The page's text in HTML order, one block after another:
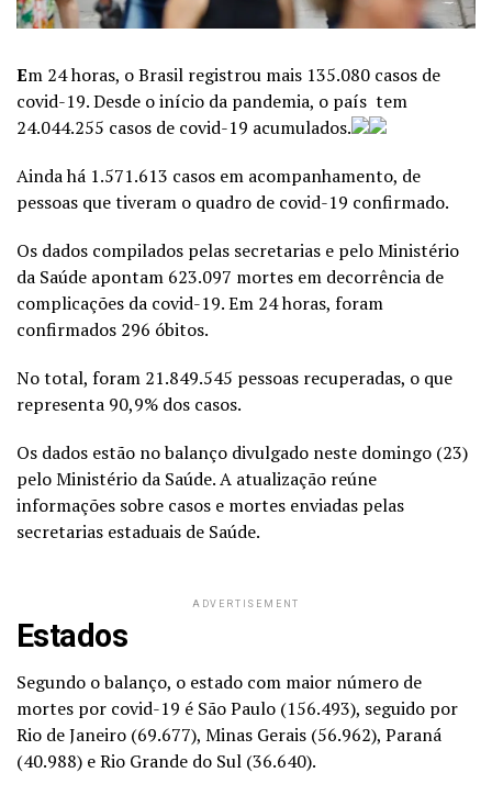
Em 24 horas, o Brasil registrou mais 135.080 casos de
covid-19. Desde o início da pandemia, o país tem
24.044.255 casos de covid-19 acumulados.
Ainda há 1.571.613 casos em acompanhamento, de
pessoas que tiveram o quadro de covid-19 confirmado.
Os dados compilados pelas secretarias e pelo Ministério
da Saúde apontam 623.097 mortes em decorrência de
complicações da covid-19. Em 24 horas, foram
confirmados 296 óbitos.
No total, foram 21.849.545 pessoas recuperadas, o que
representa 90,9% dos casos.
Os dados estão no balanço divulgado neste domingo (23)
pelo Ministério da Saúde. A atualização reúne
informações sobre casos e mortes enviadas pelas
secretarias estaduais de Saúde.
ADVERTISEMENT
Estados
Segundo o balanço, o estado com maior número de
mortes por covid-19 é São Paulo (156.493), seguido por
Rio de Janeiro (69.677), Minas Gerais (56.962), Paraná
(40.988) e Rio Grande do Sul (36.640).